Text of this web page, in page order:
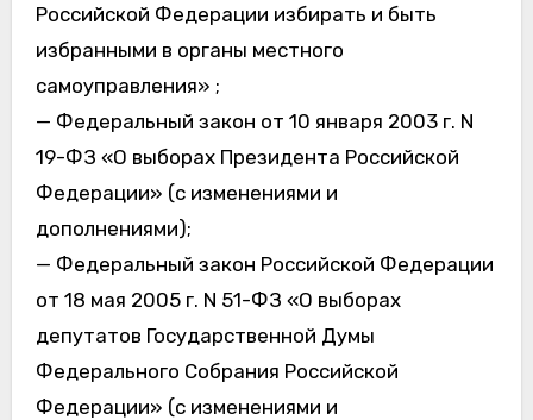
Российской Федерации избирать и быть
избранными в органы местного
самоуправления» ;
— Федеральный закон от 10 января 2003 г. N
19-ФЗ «О выборах Президента Российской
Федерации» (с изменениями и
дополнениями);
— Федеральный закон Российской Федерации
от 18 мая 2005 г. N 51-ФЗ «О выборах
депутатов Государственной Думы
Федерального Собрания Российской
Федерации» (с изменениями и